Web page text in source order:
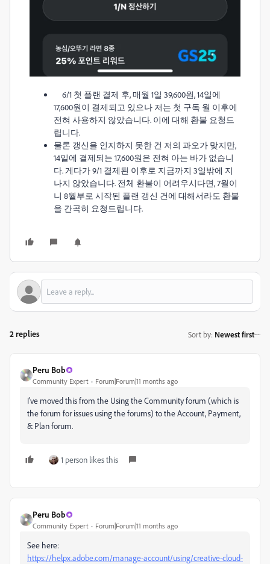
6/1 첫 플랜 결제 후, 매월 1일 39,600원, 14일에
17,600원이 결제되고 있으나 저는 첫 구독 월 이후에
전혀 사용하지 않았습니다. 이에 대해 환불 요청드
립니다.
물론 갱신을 인지하지 못한 건 저의 과오가 맞지만,
14일에 결제되는 17,600원은 전혀 아는 바가 없습니
다. 게다가 9/1 결제된 이후로 지금까지 3일밖에 지
나지 않았습니다. 전체 환불이 어려우시다면, 7월이
니 8월부로 시작된 플랜 갱신 건에 대해서라도 환불
을 간곡히 요청드립니다.
2 replies Sort by: Newest first
Peru Bob
Community Expert Forum|Forum|11 months ago
I've moved this from the Using the Community forum (which is
the forum for issues using the forums) to the Account, Payment,
& Plan forum.
1 person likes this
Peru Bob
Community Expert Forum|Forum|11 months ago
See here:
https://helpx.adobe.com/manage-account/using/creative-cloud-